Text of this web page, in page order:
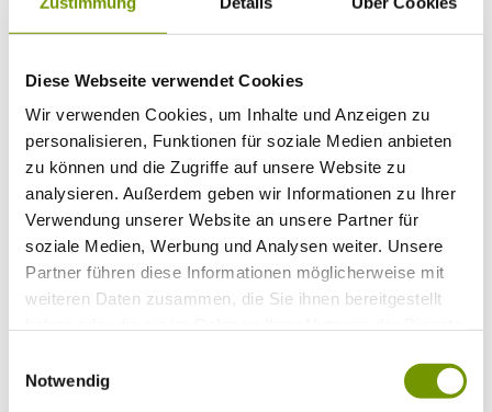
Diese Webseite verwendet Cookies
Wir verwenden Cookies, um Inhalte und Anzeigen zu
personalisieren, Funktionen für soziale Medien anbieten
zu können und die Zugriffe auf unsere Website zu
analysieren. Außerdem geben wir Informationen zu Ihrer
Verwendung unserer Website an unsere Partner für
soziale Medien, Werbung und Analysen weiter. Unsere
Partner führen diese Informationen möglicherweise mit
weiteren Daten zusammen, die Sie ihnen bereitgestellt
Notwendig
Wetter & Webcams
Öffnungszeiten
Prospektbestellung
Presse
Social Media
UNTERKÜNFTE
Bitte wählen Sie einen Ort
Anreise*
Alter Kind 1